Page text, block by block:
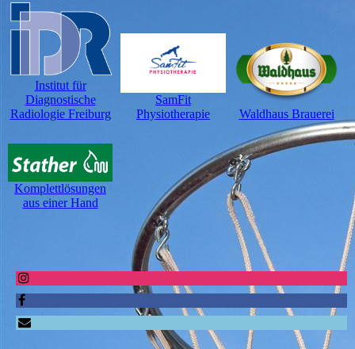
Institut für
Diagnostische
Radiologie Freiburg
SamFit
Physiotherapie
Waldhaus Brauerei
Komplettlösungen
aus einer Hand